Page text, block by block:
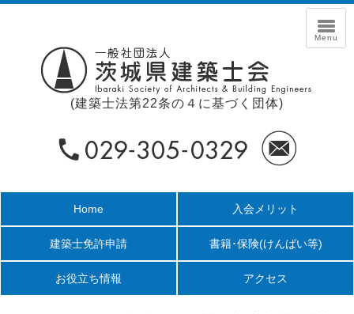
(建築士法第22条の４に基づく団体)
Home 入会メリット
建築士免許申請 書籍･保険(けんばい等)
お役立ち情報 アクセス